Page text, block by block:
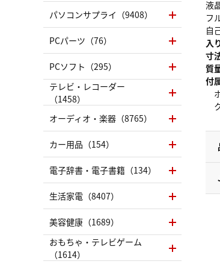
液
フ
自
入
寸
質
付
パソコンサプライ（9408）
PCパーツ（76）
PCソフト（295）
テレビ・レコーダー
（1458）
オーディオ・楽器（8765）
カー用品（154）
電子辞書・電子書籍（134）
生活家電（8407）
美容健康（1689）
おもちゃ・テレビゲーム
（1614）